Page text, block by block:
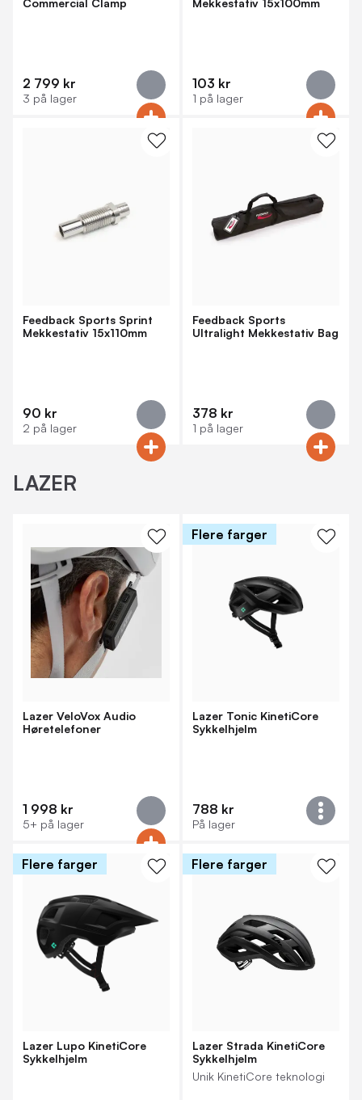
Commercial Clamp
2 799 kr
3 på lager
Mekkestativ 15x100mm
103 kr
1 på lager
Feedback Sports Sprint
Mekkestativ 15x110mm
90 kr
2 på lager
Feedback Sports
Ultralight Mekkestativ Bag
378 kr
1 på lager
LAZER
Lazer VeloVox Audio
Høretelefoner
1 998 kr
5+ på lager
Flere farger
Lazer Tonic KinetiCore
Sykkelhjelm
788 kr
På lager
Flere farger
Lazer Lupo KinetiCore
Sykkelhjelm
Flere farger
Lazer Strada KinetiCore
Sykkelhjelm
Unik KinetiCore teknologi